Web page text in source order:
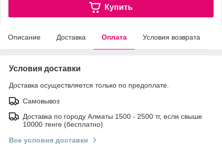
Купить
Описание Доставка Оплата Условия возврата
Условия доставки
Доставка осуществляется только по предоплате.
Самовывоз
Доставка по городу Алматы 1500 - 2500 тг, если свыше
10000 тенге (бесплатно)
Все условия доставки